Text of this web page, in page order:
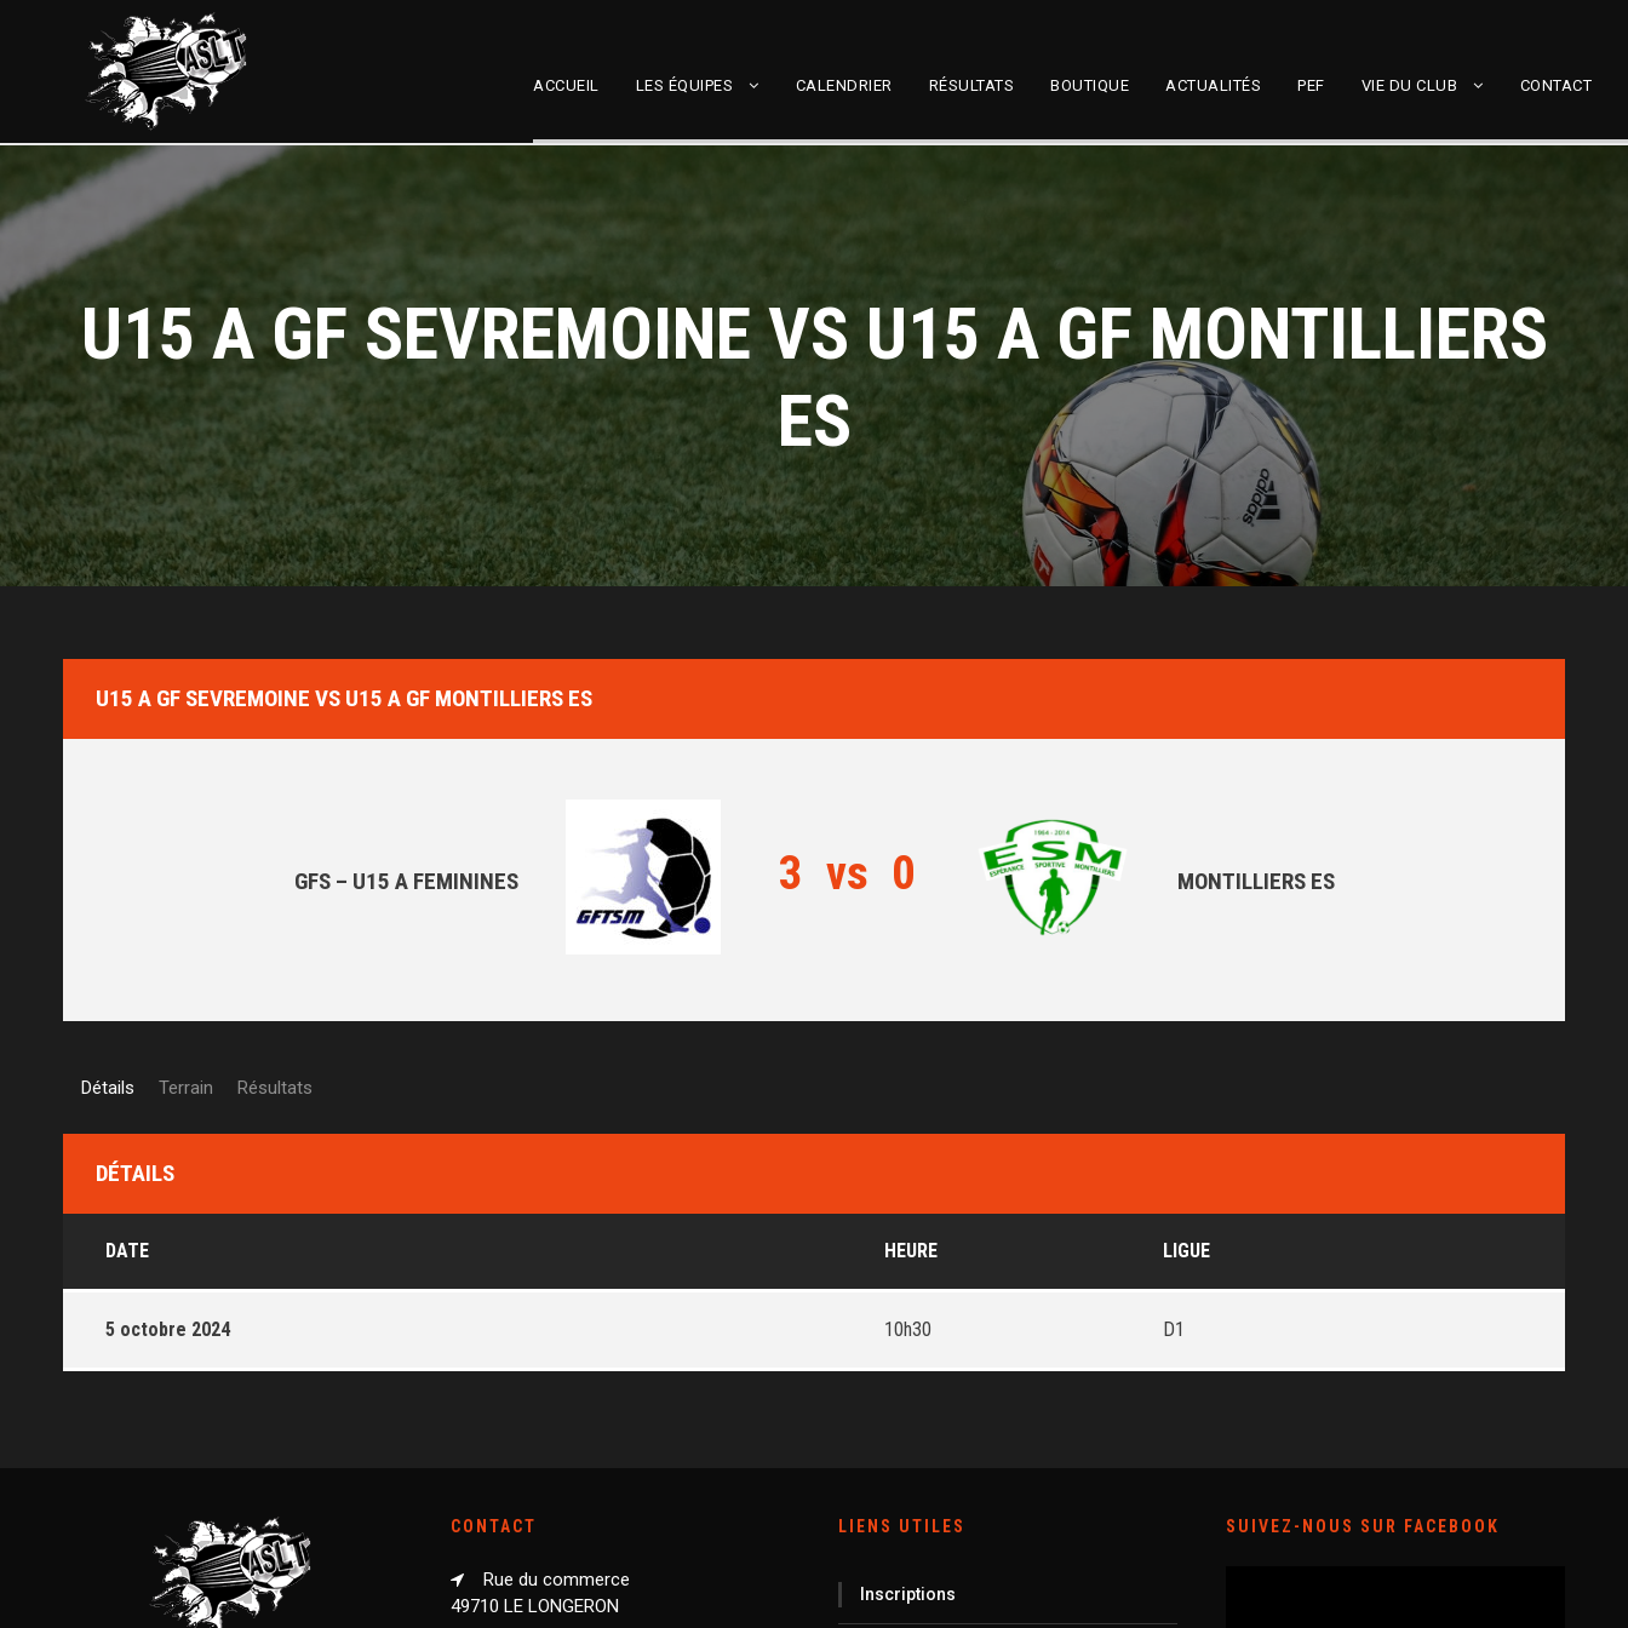
ACCUEIL LES ÉQUIPES CALENDRIER RÉSULTATS BOUTIQUE ACTUALITÉS PEF VIE DU CLUB CONTACT
U15 A GF SEVREMOINE VS U15 A GF MONTILLIERS
ES
U15 A GF SEVREMOINE VS U15 A GF MONTILLIERS ES
GFS – U15 A FEMININES 3 vs 0 MONTILLIERS ES
Détails Terrain Résultats
DÉTAILS
DATE HEURE LIGUE
5 octobre 2024 10h30 D1
CONTACT
Rue du commerce
49710 LE LONGERON
LIENS UTILES
Inscriptions
SUIVEZ-NOUS SUR FACEBOOK